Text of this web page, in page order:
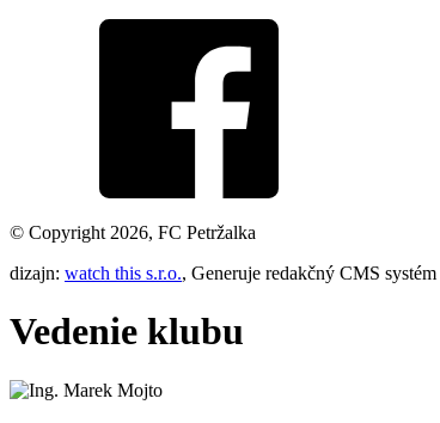
© Copyright 2026, FC Petržalka
dizajn: watch this s.r.o., Generuje redakčný CMS systém
Vedenie klubu